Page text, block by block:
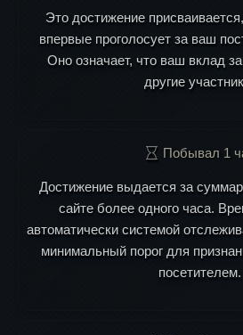
Это достижение
впервые проголосует за ваш
Оно означает, что ваш вклад
другие
Побывал 1
Достижение выдается за
сайте более одного часа.
автоматически системой
минимальный порог для
посетителем.